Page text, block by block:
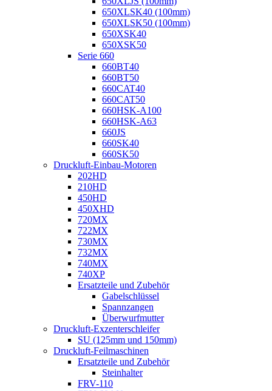
650XLSK40 (100mm)
650XLSK50 (100mm)
650XSK40
650XSK50
Serie 660
660BT40
660BT50
660CAT40
660CAT50
660HSK-A100
660HSK-A63
660JS
660SK40
660SK50
Druckluft-Einbau-Motoren
202HD
210HD
450HD
450XHD
720MX
722MX
730MX
732MX
740MX
740XP
Ersatzteile und Zubehör
Gabelschlüssel
Spannzangen
Überwurfmutter
Druckluft-Exzenterschleifer
SU (125mm und 150mm)
Druckluft-Feilmaschinen
Ersatzteile und Zubehör
Steinhalter
FRV-110